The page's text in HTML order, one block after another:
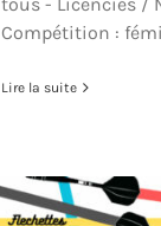
tous - Licenciés /
Compétition :
Lire la suite